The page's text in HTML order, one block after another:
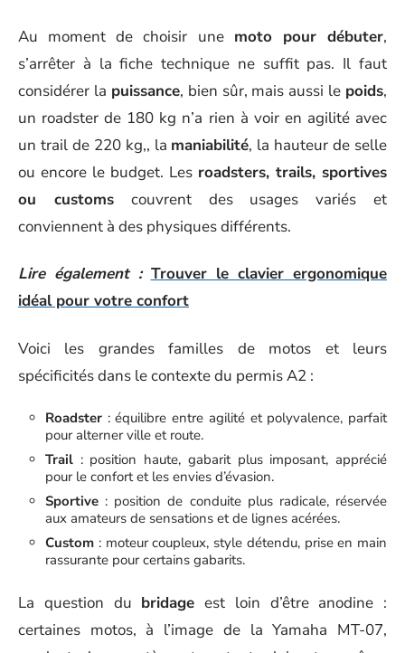
Au moment de choisir une moto pour débuter,
s’arrêter à la fiche technique ne suffit pas. Il faut
considérer la puissance, bien sûr, mais aussi le poids,
un roadster de 180 kg n’a rien à voir en agilité avec
un trail de 220 kg,, la maniabilité, la hauteur de selle
ou encore le budget. Les roadsters, trails, sportives
ou customscouvrent des usages variés et
conviennent à des physiques différents.
Lire également : Trouver le clavier ergonomique
idéal pour votre confort
Voici les grandes familles de motos et leurs
spécificités dans le contexte du permis A2 :
Roadster : équilibre entre agilité et polyvalence, parfait
pour alterner ville et route.
Trail : position haute, gabarit plus imposant, apprécié
pour le confort et les envies d’évasion.
Sportive : position de conduite plus radicale, réservée
aux amateurs de sensations et de lignes acérées.
Custom : moteur coupleux, style détendu, prise en main
rassurante pour certains gabarits.
La question du bridage est loin d’être anodine :
certaines motos, à l’image de la Yamaha MT-07,